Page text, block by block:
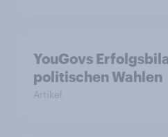
YouGovs
politischen Wahlen
Artikel